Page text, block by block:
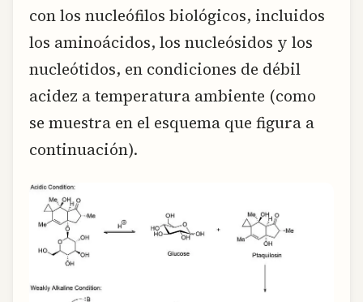
con los nucleófilos biológicos, incluidos
los aminoácidos, los nucleósidos y los
nucleótidos, en condiciones de débil
acidez a temperatura ambiente (como
se muestra en el esquema que figura a
continuación).